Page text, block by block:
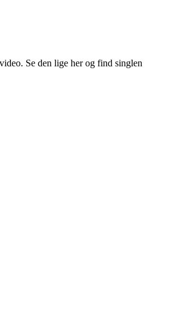
Se den lige her og find singlen